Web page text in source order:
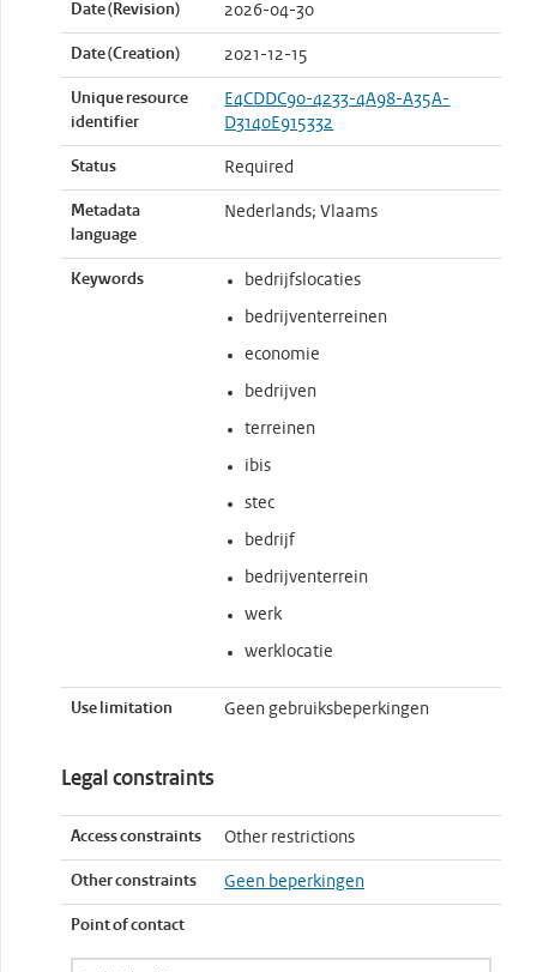
Date (Revision) 2026-04-30
Date (Creation) 2021-12-15
Unique resource
identifier
E4CDDC90-4233-4A98-A35A-
D3140E915332
Status Required
Metadata
language
Nederlands; Vlaams
Keywords bedrijfslocaties
bedrijventerreinen
economie
bedrijven
terreinen
ibis
stec
bedrijf
bedrijventerrein
werk
werklocatie
Use limitation Geen gebruiksbeperkingen
Legal constraints
Access constraints Other restrictions
Other constraints Geen beperkingen
Point of contact